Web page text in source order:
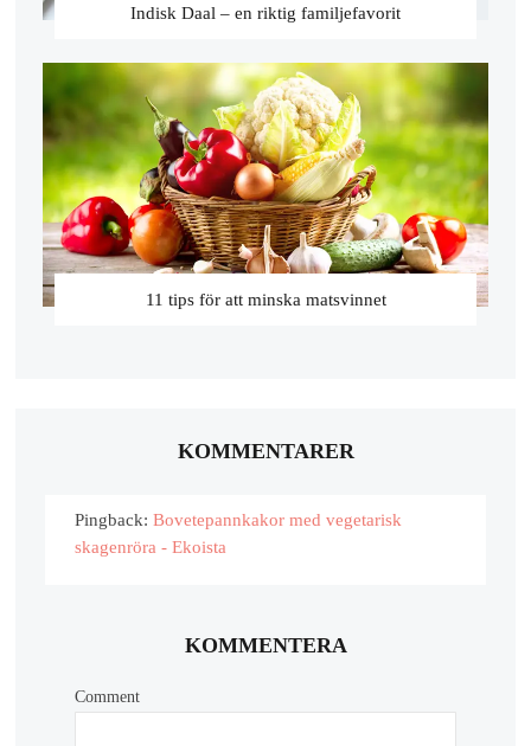
Indisk Daal – en riktig familjefavorit
11 tips för att minska matsvinnet
KOMMENTARER
Pingback:Bovetepannkakor med vegetarisk
skagenröra - Ekoista
KOMMENTERA
Comment